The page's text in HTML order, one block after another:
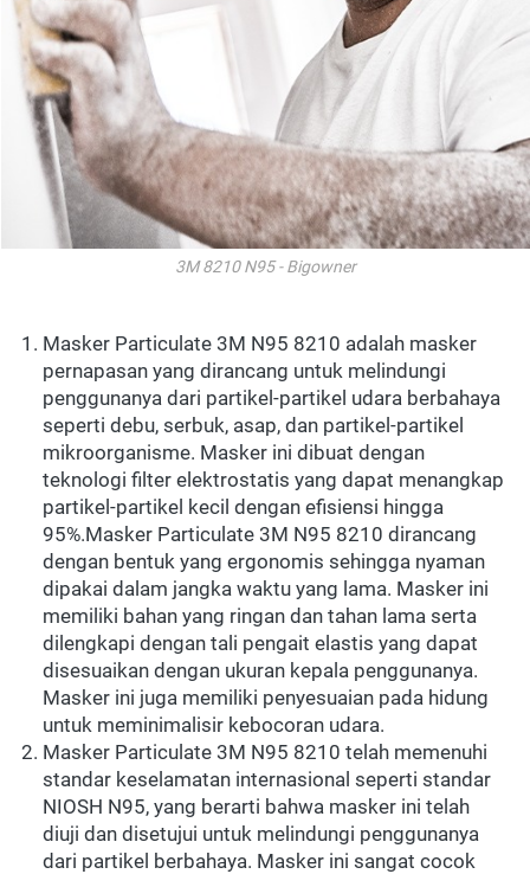
3M 8210 N95 - Bigowner
Masker Particulate 3M N95 8210 adalah masker
pernapasan yang dirancang untuk melindungi
penggunanya dari partikel-partikel udara berbahaya
seperti debu, serbuk, asap, dan partikel-partikel
mikroorganisme. Masker ini dibuat dengan
teknologi filter elektrostatis yang dapat menangkap
partikel-partikel kecil dengan efisiensi hingga
95%.Masker Particulate 3M N95 8210 dirancang
dengan bentuk yang ergonomis sehingga nyaman
dipakai dalam jangka waktu yang lama. Masker ini
memiliki bahan yang ringan dan tahan lama serta
dilengkapi dengan tali pengait elastis yang dapat
disesuaikan dengan ukuran kepala penggunanya.
Masker ini juga memiliki penyesuaian pada hidung
untuk meminimalisir kebocoran udara.
Masker Particulate 3M N95 8210 telah memenuhi
standar keselamatan internasional seperti standar
NIOSH N95, yang berarti bahwa masker ini telah
diuji dan disetujui untuk melindungi penggunanya
dari partikel berbahaya. Masker ini sangat cocok